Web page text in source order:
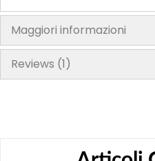
Confezione da 100 paia
Certificato MOCA per
Maggiori informazioni
Reviews 1